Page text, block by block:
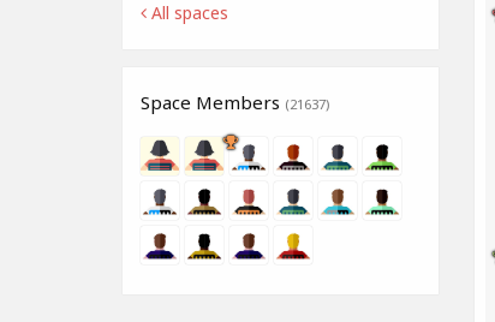
All spaces
Space Members (21637)